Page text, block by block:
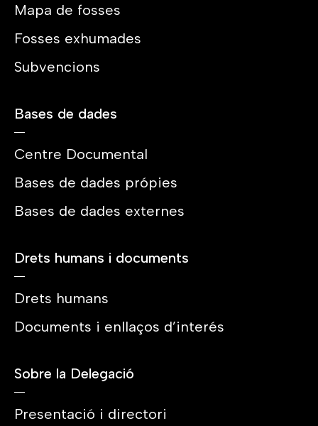
Mapa de fosses
Fosses exhumades
Subvencions
Bases de dades
Centre Documental
Bases de dades própies
Bases de dades externes
Drets humans i documents
Drets humans
Documents i enllaços d’interés
Sobre la Delegació
Presentació i directori